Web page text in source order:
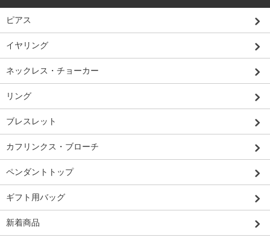
ピアス
イヤリング
ネックレス・チョーカー
リング
ブレスレット
カフリンクス・ブローチ
ペンダントトップ
ギフト用バッグ
新着商品